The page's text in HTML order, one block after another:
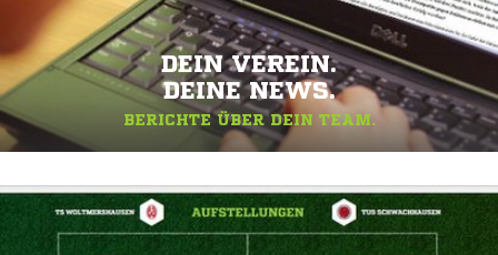
DEIN VEREIN.
DEINE NEWS.
BERICHTE ÜBER DEIN TEAM.